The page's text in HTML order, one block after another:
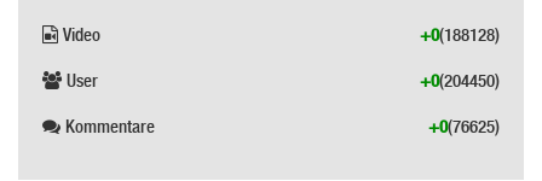
Video (188128)
+0
User (204450)
+0
Kommentare (76625)
+0